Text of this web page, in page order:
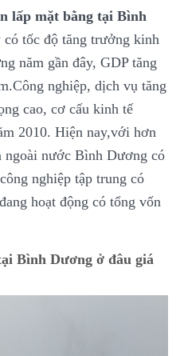
lấp mặt bằng tại Bình
tốc độ tăng trưởng kinh
năm gần đây, GDP tăng
nghiệp, dịch vụ tăng
cao, cơ cấu kinh tế
2010. Hiện nay,với hơn
ngoài nước Bình Dương có
nghiệp tập trung có
hoạt động có tổng vốn
Bình Dương ở đâu giá